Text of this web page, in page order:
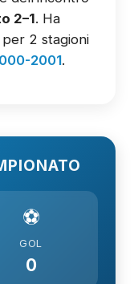
2–1. Ha
2 stagioni
2001.
⚽
GOL
0